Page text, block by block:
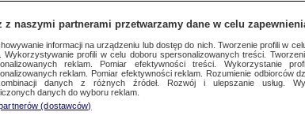
z naszymi partnerami przetwarzamy dane w celu
informacji na urządzeniu lub dostęp do nich. Tworzenie profili w
Wykorzystywanie profili w celu doboru spersonalizowanych treści.
reklam. Pomiar efektywności treści. Wykorzystanie
reklam. Pomiar efektywności reklam. Rozumienie odbiorców
danych z różnych źródeł. Rozwój i ulepszanie usług.
danych do wyboru reklam.
(dostawców)